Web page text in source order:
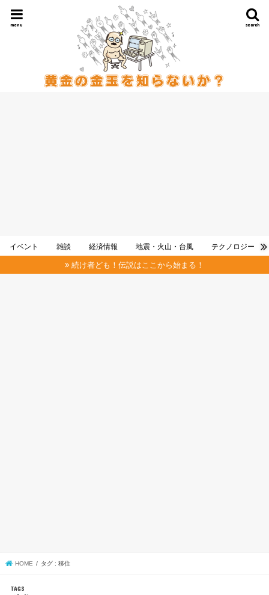
search
menu
イベント 雑談 経済情報 地震・火山・台風 テクノロジー
続け者ども！伝説はここから始まる！
HOME タグ : 移住